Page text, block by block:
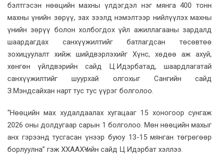
бэлтгэсэн нөөцийн махны үлдэгдэл нэг мянга 400 тонн
махны үнийн зөрүү, зах зээлд нэмэлтээр нийлүүлэх махны
үнийн зөрүү болон холбогдох үйл ажиллагааны зардалд
шаардагдах санхүүжилтийг батлагдсан төсөвтөө
зохицуулалт хийж шийдвэрлэхийг Хүнс, хөдөө аж ахуй,
хөнгөн үйлдвэрийн сайд Ц.Идэрбатад, шаардлагатай
санхүүжилтийг шуурхай олгохыг Сангийн сайд
З.Мэндсайхан нарт тус тус үүрэг болголоо.
“Нөөцийн мах худалдаалах хугацааг 15 хоногоор сунгаж
2026 оны долдугаар сарын 1 болголоо. Мөн нөөцийн махыг
анх гэрээнд тусгасан үнээр буюу 13-15 мянган төгрөгөөр
борлуулна” гэж ХХААХҮ-ийн сайд Ц.Идэрбат хэллээ.